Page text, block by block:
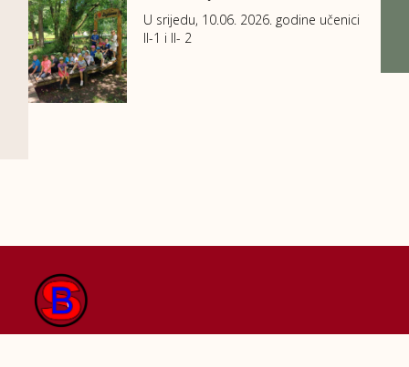
U srijedu, 10.06. 2026. godine učenici
II-1 i II- 2